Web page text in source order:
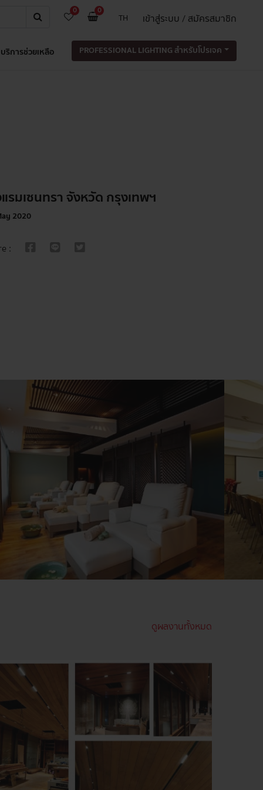
0 0
TH เข้าสู่ระบบ / สมัครสมาชิก
บริการช่วยเหลือ PROFESSIONAL LIGHTING สำหรับโปรเจค
แรมเซนทรา จังหวัด กรุงเทพฯ
2020
:
ดูผลงานทั้งหมด